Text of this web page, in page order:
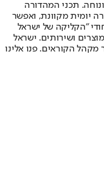
תכני המהדורה
יומית מקוונת, ואפשר
"הקליקה של ישראל
ושירותים. ישראל
הקוראים. פנו אלינו